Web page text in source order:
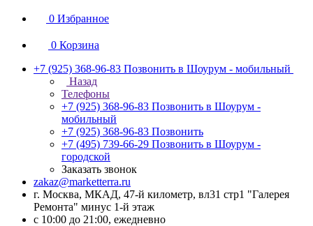
0 Избранное
0 Корзина
+7 (925) 368-96-83 Позвонить в Шоурум - мобильный
Назад
Телефоны
+7 (925) 368-96-83 Позвонить в Шоурум -
мобильный
+7 (925) 368-96-83 Позвонить
+7 (495) 739-66-29 Позвонить в Шоурум -
городской
Заказать звонок
zakaz@marketterra.ru
г. Москва, МКАД, 47-й километр, вл31 стр1 "Галерея
Ремонта" минус 1-й этаж
с 10:00 до 21:00, ежедневно